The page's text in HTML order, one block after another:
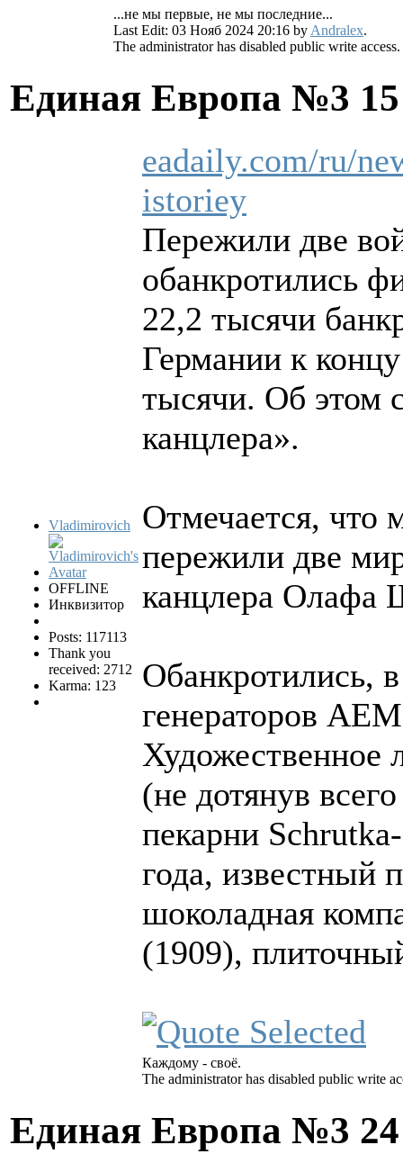
...не мы первые, не мы последние...
Last Edit: 03 Нояб 2024 20:16 by Andralex.
The administrator has disabled public write access.
Единая Европа №3
Vladimirovich
OFFLINE
Инквизитор
Posts: 117113
Thank you
received: 2712
Karma: 123
eadaily.com/ru/
istoriey
Пережили две
обанкротились
22,2 тысячи
Германии к
тысячи. Об этом
канцлера».
Отмечается, что
пережили две
канцлера Олафа
Обанкротились,
генераторов
Художественное
(не дотянув
пекарни
года, известный
шоколадная
(1909),
Каждому - своё.
The administrator has disabled public write
Единая Европа №3